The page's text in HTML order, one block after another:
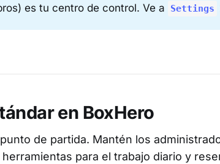
es tu centro de control. Ve a
Settings
en BoxHero
de partida. Mantén los
para el trabajo diario y